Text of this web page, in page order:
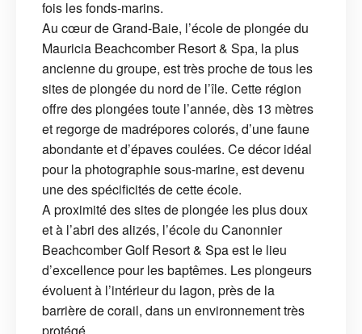
fois les fonds-marins.
Au cœur de Grand-Baie, l’école de plongée du
Mauricia Beachcomber Resort & Spa, la plus
ancienne du groupe, est très proche de tous les
sites de plongée du nord de l’île. Cette région
offre des plongées toute l’année, dès 13 mètres
et regorge de madrépores colorés, d’une faune
abondante et d’épaves coulées. Ce décor idéal
pour la photographie sous-marine, est devenu
une des spécificités de cette école.
A proximité des sites de plongée les plus doux
et à l’abri des alizés, l’école du Canonnier
Beachcomber Golf Resort & Spa est le lieu
d’excellence pour les baptêmes. Les plongeurs
évoluent à l’intérieur du lagon, près de la
barrière de corail, dans un environnement très
protégé.